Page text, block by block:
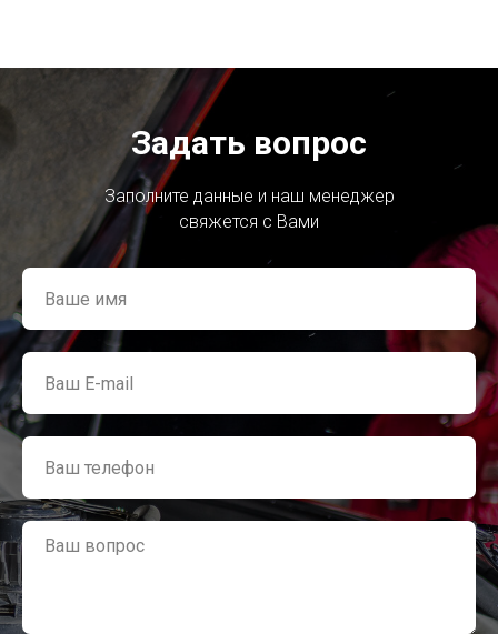
Задать вопрос
Заполните данные и наш менеджер
свяжется с Вами